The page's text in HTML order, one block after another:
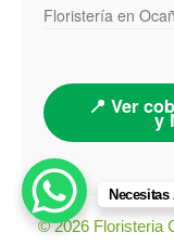
Floristería en
📍 Ver
y
© 2026 Floristeria